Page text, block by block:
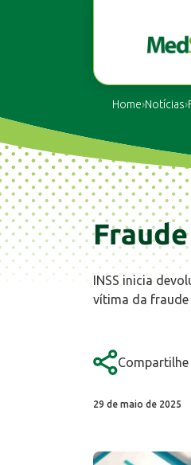
Home›Notícias›
INSS inicia
vítima da fraude
Compartilhe
29 de maio de 2025